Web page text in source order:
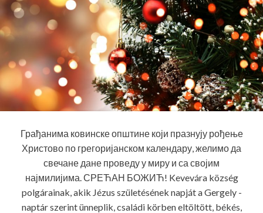
Грађанима ковинске општине који празнују рођење
Христово по грегоријанском календару, желимо да
свечане дане проведу у миру и са својим
најмилијима. СРЕЋАН БОЖИЋ! Kevevára község
polgárainak, akik Jézus születésének napját a Gergely -
naptár szerint ünneplik, családi körben eltöltött, békés,